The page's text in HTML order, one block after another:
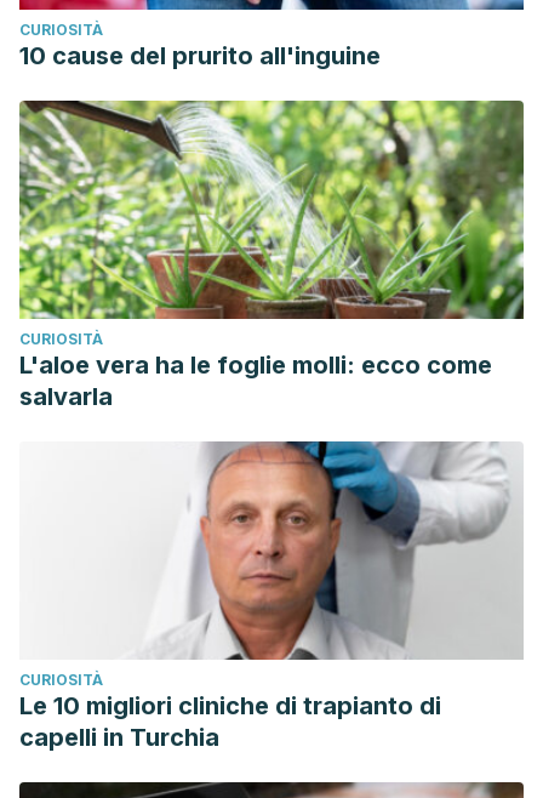
CURIOSITÀ
10 cause del prurito all'inguine
CURIOSITÀ
L'aloe vera ha le foglie molli: ecco come
salvarla
CURIOSITÀ
Le 10 migliori cliniche di trapianto di
capelli in Turchia